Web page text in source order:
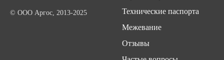
© ООО Аргос, 2013-2025
Технические паспорта
Межевание
Отзывы